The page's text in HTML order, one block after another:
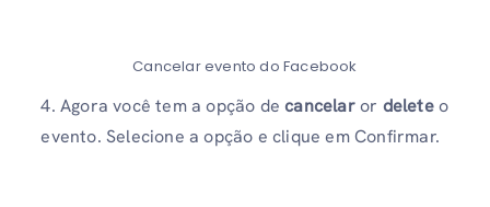
Cancelar evento do Facebook
4. Agora você tem a opção decancelaror deleteo
evento. Selecione a opção e clique em Confirmar.